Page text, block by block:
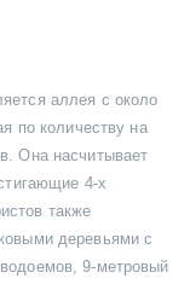
аллея с около
по количеству на
Она насчитывает
4-х
также
деревьями с
9-метровый